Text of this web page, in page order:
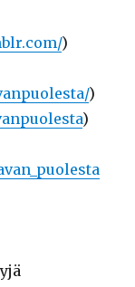
)
)
)